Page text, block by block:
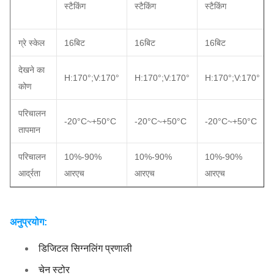
स्टैकिंग स्टैकिंग स्टैकिंग
ग्रे स्केल 16बिट 16बिट 16बिट
देखने का
कोण
H:170°;V:170° H:170°;V:170° H:170°;V:170°
परिचालन
तापमान
-20°C~+50°C -20°C~+50°C -20°C~+50°C
परिचालन
आर्द्रता
10%-90%
आरएच
10%-90%
आरएच
10%-90%
आरएच
अनुप्रयोग:
डिजिटल सिग्नलिंग प्रणाली
चेन स्टोर